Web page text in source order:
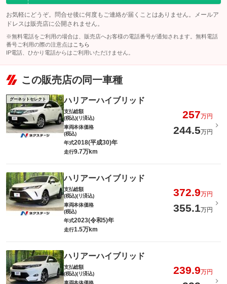
お気軽にどうぞ。問合せ後に何度もご連絡が届くことはありません。メールア
ドレスは販売店に公開されません。
※無料電話をご利用の場合は、販売店へお客様の電話番号が通知されます。無料電話
番号ご利用の際の注意点は こちら
IP電話、ひかり電話からはご利用いただけません。
この販売店の同一車種
グーネットセレクト ハリアーハイブリッド
支払総額
(税込)(リ済込)
257万円
車両本体価格
(税込)
244.5万円
年式2018(平成30)年
走行9.7万km
ハリアーハイブリッド
支払総額
(税込)(リ済込)
372.9万円
車両本体価格
(税込)
355.1万円
年式2023(令和5)年
走行1.5万km
ハリアーハイブリッド
支払総額
(税込)(リ済込)
239.9万円
車両本体価格